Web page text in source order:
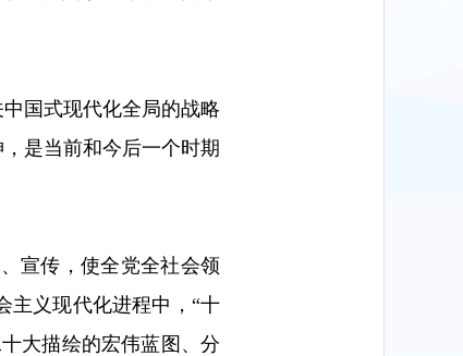
国式现代化全局的战略
是当前和今后一个时期
宣传，使全党全社会领
主义现代化进程中，“十
大描绘的宏伟蓝图、分